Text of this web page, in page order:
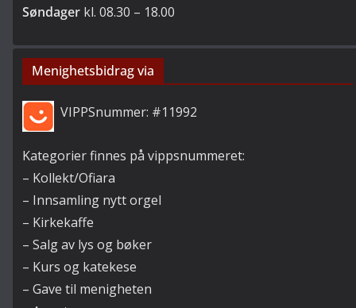
Søndager kl. 08.30 – 18.00
Menighetsbidrag via
VIPPSnummer: #11992
Kategorier finnes på vippsnummeret:
– Kollekt/Ofiara
– Innsamling nytt orgel
– Kirkekaffe
– Salg av lys og bøker
– Kurs og katekese
– Gave til menigheten